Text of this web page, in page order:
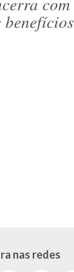
nas redes